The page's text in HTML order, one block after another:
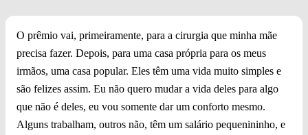
O prêmio vai, primeiramente, para a cirurgia que minha mãe
precisa fazer. Depois, para uma casa própria para os meus
irmãos, uma casa popular. Eles têm uma vida muito simples e
são felizes assim. Eu não quero mudar a vida deles para algo
que não é deles, eu vou somente dar um conforto mesmo.
Alguns trabalham, outros não, têm um salário pequenininho, e